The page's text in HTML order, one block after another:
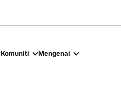
Komuniti Mengenai